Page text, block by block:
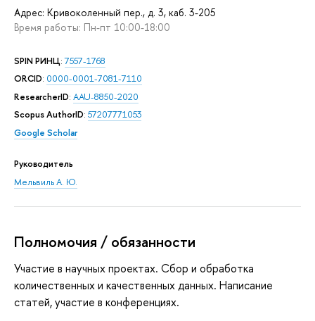
Адрес: Кривоколенный пер., д. 3, каб. 3-205
Время работы: Пн-пт 10:00-18:00
SPIN РИНЦ:7557-1768
ORCID: 0000-0001-7081-7110
ResearcherID: AAU-8850-2020
Scopus AuthorID: 57207771053
Google Scholar
Руководитель
Мельвиль А. Ю.
Полномочия / обязанности
Участие в научных проектах. Сбор и обработка
количественных и качественных данных. Написание
статей, участие в конференциях.